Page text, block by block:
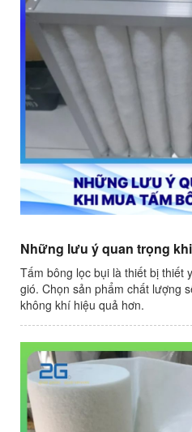
Những lưu ý quan trọng
Tấm bông lọc bụi là thiết bị thiết
gió. Chọn sản phẩm chất lượng
không khí hiệu quả hơn.